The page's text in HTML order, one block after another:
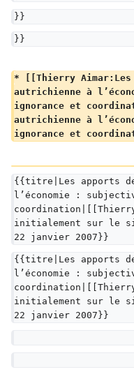
}}
}}
* [[Thierry
autrichienne à
ignorance et
autrichienne à
ignorance et
{{titre|Les apports
l’économie :
initialement sur le
22 janvier 2007}}
{{titre|Les apports
l’économie :
initialement sur le
22 janvier 2007}}